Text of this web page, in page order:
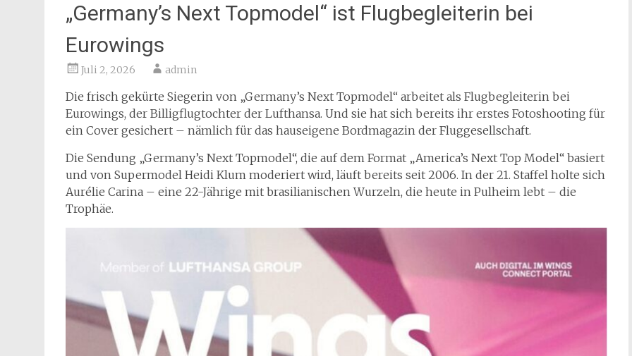
„Germany’s Next Topmodel“ ist Flugbegleiterin bei
Eurowings
Juli 2, 2026 admin
Die frisch gekürte Siegerin von „Germany’s Next Topmodel“ arbeitet als Flugbegleiterin bei
Eurowings, der Billigflugtochter der Lufthansa. Und sie hat sich bereits ihr erstes Fotoshooting für
ein Cover gesichert – nämlich für das hauseigene Bordmagazin der Fluggesellschaft.
Die Sendung „Germany’s Next Topmodel“, die auf dem Format „America’s Next Top Model“ basiert
und von Supermodel Heidi Klum moderiert wird, läuft bereits seit 2006. In der 21. Staffel holte sich
Aurélie Carina – eine 22-Jährige mit brasilianischen Wurzeln, die heute in Pulheim lebt – die
Trophäe.